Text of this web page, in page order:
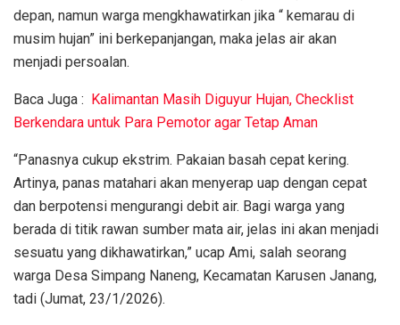
depan, namun warga mengkhawatirkan jika “ kemarau di
musim hujan” ini berkepanjangan, maka jelas air akan
menjadi persoalan.
Baca Juga : Kalimantan Masih Diguyur Hujan, Checklist
Berkendara untuk Para Pemotor agar Tetap Aman
“Panasnya cukup ekstrim. Pakaian basah cepat kering.
Artinya, panas matahari akan menyerap uap dengan cepat
dan berpotensi mengurangi debit air. Bagi warga yang
berada di titik rawan sumber mata air, jelas ini akan menjadi
sesuatu yang dikhawatirkan,” ucap Ami, salah seorang
warga Desa Simpang Naneng, Kecamatan Karusen Janang,
tadi (Jumat, 23/1/2026).